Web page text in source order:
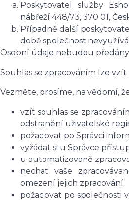
Poskytovatel služby
nábřeží 448/73, 370 01,
Případně další
době společnost nevyužívá.
Osobní údaje nebudou
Souhlas se zpracováním lze
Vezměte, prosíme, na vědomí,
vzít souhlas se
odstranění uživatelské
požadovat po Správci
vyžádat si u Správce
u automatizovaně
nechat vaše
omezení jejich zpracování
požadovat po společnosti